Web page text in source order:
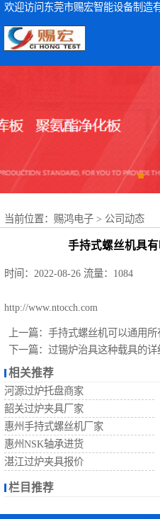
欢迎访问东莞市赐宏智能设备制造
东莞市赐宏智能设备制造有
当前位置： 赐鸿电子 > 公司动态
手持式螺丝机具
时间：2022-08-26 流量：1084
http://www.ntocch.com
上一篇： 手持式螺丝机可以通用所
下一篇： 过锡炉治具这种载具的详
相关推荐
河源过炉托盘商家
韶关过炉夹具厂家
惠州手持式螺丝机厂家
惠州NSK轴承进货
湛江过炉夹具报价
栏目推荐
AOI检测仪
ICT治具
FCT治具
自动螺丝机